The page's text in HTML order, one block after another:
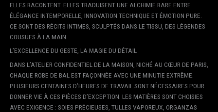
ELLES RACONTENT. ELLES TRADUISENT UNE ALCHIMIE RARE ENTRE
ÉLÉGANCE INTEMPORELLE, INNOVATION TECHNIQUE ET ÉMOTION PURE.
CE SONT DES RÉCITS INTIMES, SCULPTÉS DANS LE TISSU, DES LÉGENDES
COUSUES À LA MAIN.
L’EXCELLENCE DU GESTE, LA MAGIE DU DÉTAIL
DANS L’ATELIER CONFIDENTIEL DE LA MAISON, NICHÉ AU CŒUR DE PARIS,
CHAQUE ROBE DE BAL EST FAÇONNÉE AVEC UNE MINUTIE EXTRÊME.
PLUSIEURS CENTAINES D’HEURES DE TRAVAIL SONT NÉCESSAIRES POUR
DONNER VIE À CES PIÈCES D’EXCEPTION. LES MATIÈRES SONT CHOISIES
AVEC EXIGENCE : SOIES PRÉCIEUSES, TULLES VAPOREUX, ORGANZAS